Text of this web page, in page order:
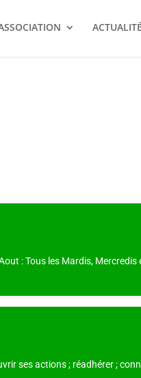
: Tous les Mardis, Mercredis
ses actions ; réadhérer ;